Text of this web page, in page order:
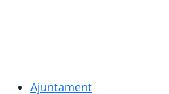
Ajuntament